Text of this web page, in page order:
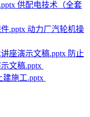
供配电技术（全套
动力厂汽轮机操
防止
文稿.pptx
建施工.pptx